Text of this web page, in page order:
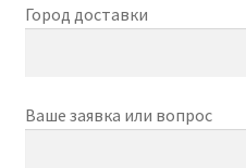
Город доставки
Ваше заявка или вопрос